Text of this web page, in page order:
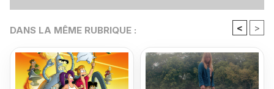
DANS LA MÊME RUBRIQUE : < >